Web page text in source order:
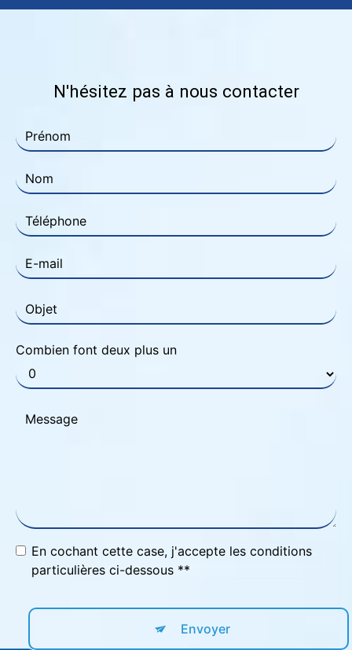
N'hésitez pas à nous contacter
Combien font deux plus un
En cochant cette case, j'accepte les conditions
particulières ci-dessous **
Envoyer